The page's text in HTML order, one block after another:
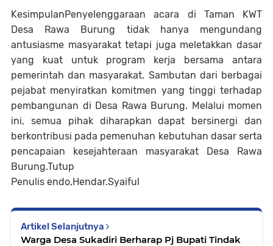
KesimpulanPenyelenggaraan acara di Taman KWT
Desa Rawa Burung tidak hanya mengundang
antusiasme masyarakat tetapi juga meletakkan dasar
yang kuat untuk program kerja bersama antara
pemerintah dan masyarakat. Sambutan dari berbagai
pejabat menyiratkan komitmen yang tinggi terhadap
pembangunan di Desa Rawa Burung. Melalui momen
ini, semua pihak diharapkan dapat bersinergi dan
berkontribusi pada pemenuhan kebutuhan dasar serta
pencapaian kesejahteraan masyarakat Desa Rawa
Burung.Tutup
Penulis endo,Hendar.Syaiful
Artikel Selanjutnya
Warga Desa Sukadiri Berharap Pj Bupati Tindak